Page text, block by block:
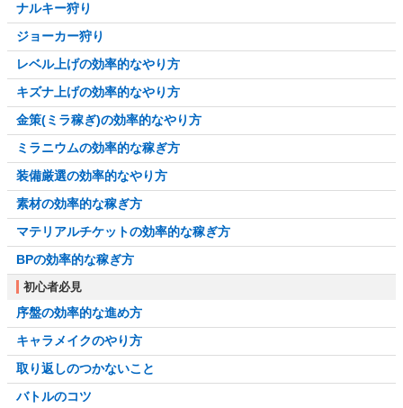
ナルキー狩り
ジョーカー狩り
レベル上げの効率的なやり方
キズナ上げの効率的なやり方
金策(ミラ稼ぎ)の効率的なやり方
ミラニウムの効率的な稼ぎ方
装備厳選の効率的なやり方
素材の効率的な稼ぎ方
マテリアルチケットの効率的な稼ぎ方
BPの効率的な稼ぎ方
初心者必見
序盤の効率的な進め方
キャラメイクのやり方
取り返しのつかないこと
バトルのコツ